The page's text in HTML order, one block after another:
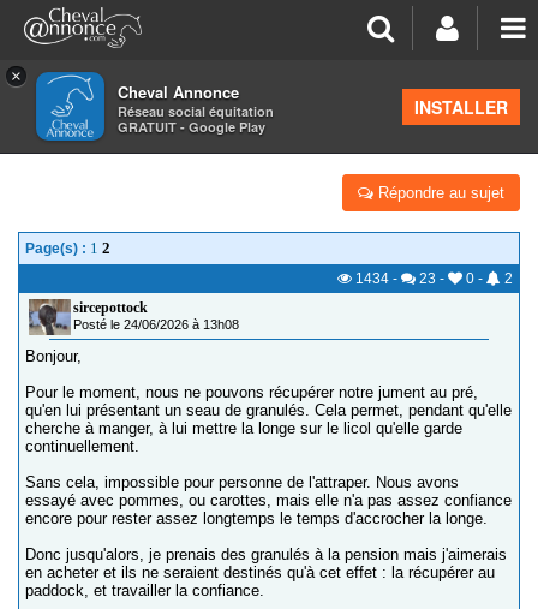
×
Cheval Annonce
Réseau social équitation
GRATUIT - Google Play
INSTALLER
>La santé - les soins
TYPE DE GRANULÉ POUR CHERCHER AU PRÉ
Répondre au sujet
Page(s) : 1 2
1434 - 23 - 0 -
2
sircepottock
Posté le 24/06/2026 à 13h08
Bonjour,
Pour le moment, nous ne pouvons récupérer notre jument au pré,
qu'en lui présentant un seau de granulés. Cela permet, pendant qu'elle
cherche à manger, à lui mettre la longe sur le licol qu'elle garde
continuellement.
Sans cela, impossible pour personne de l'attraper. Nous avons
essayé avec pommes, ou carottes, mais elle n'a pas assez confiance
encore pour rester assez longtemps le temps d'accrocher la longe.
Donc jusqu'alors, je prenais des granulés à la pension mais j'aimerais
en acheter et ils ne seraient destinés qu'à cet effet : la récupérer au
paddock, et travailler la confiance.